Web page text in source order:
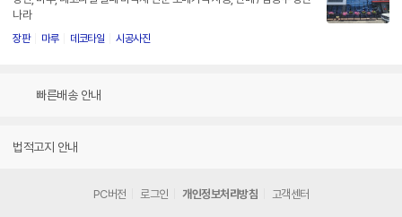
나라
장판 마루 데코타일 시공사진
빠른배송 안내
법적고지 안내
PC버전 로그인 개인정보처리방침 고객센터